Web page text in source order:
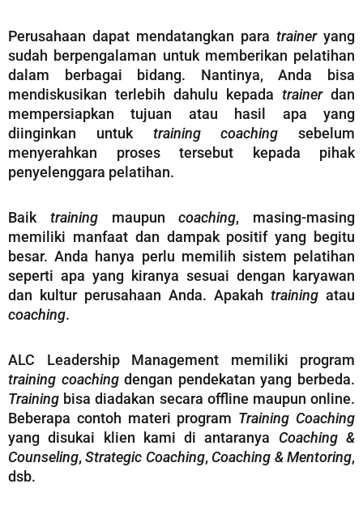
Perusahaan dapat mendatangkan para traineryang
sudah berpengalaman untuk memberikan pelatihan
dalam berbagai bidang. Nantinya, Anda bisa
mendiskusikan terlebih dahulu kepada trainerdan
mempersiapkan tujuan atau hasil apa yang
diinginkan untuk training coaching sebelum
menyerahkan proses tersebut kepada pihak
penyelenggara pelatihan.
Baik trainingmaupuncoaching, masing-masing
memiliki manfaat dan dampak positif yang begitu
besar. Anda hanya perlu memilih sistem pelatihan
seperti apa yang kiranya sesuai dengan karyawan
dan kultur perusahaan Anda. Apakah training atau
coaching.
ALC Leadership Management memiliki program
training coachingdengan pendekatan yang berbeda.
Training bisa diadakan secara offline maupun online.
Beberapa contoh materi program Training Coaching
yang disukai klien kami di antaranya Coaching &
Counseling,Strategic Coaching, Coaching & Mentoring,
dsb.